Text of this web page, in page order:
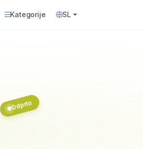
Kategorije SL
Odprto